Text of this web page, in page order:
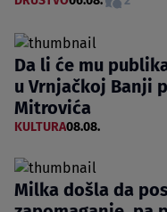
Da li će mu
u Vrnjačkoj Banji
Mitrovića
KULTURA08.08.
Milka došla da